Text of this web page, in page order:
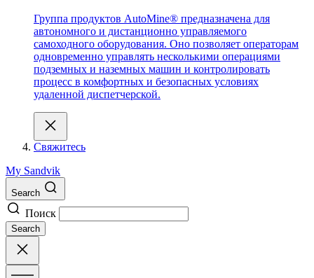
Группа продуктов AutoMine® предназначена для
автономного и дистанционно управляемого
самоходного оборудования. Оно позволяет операторам
одновременно управлять несколькими операциями
подземных и наземных машин и контролировать
процесс в комфортных и безопасных условиях
удаленной диспетчерской.
Свяжитесь
My Sandvik
Search
Поиск
Search